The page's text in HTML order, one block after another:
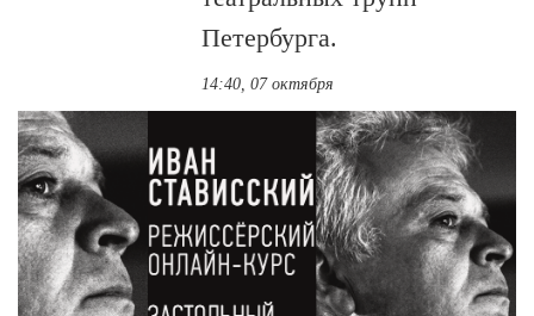
Петербурга.
14:40, 07 октября